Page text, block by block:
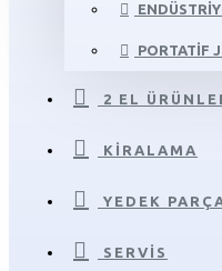
PORTATIF
2 EL
KIRALAMA
YEDEK
SERVIS